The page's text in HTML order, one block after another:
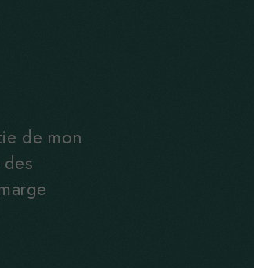
de mon